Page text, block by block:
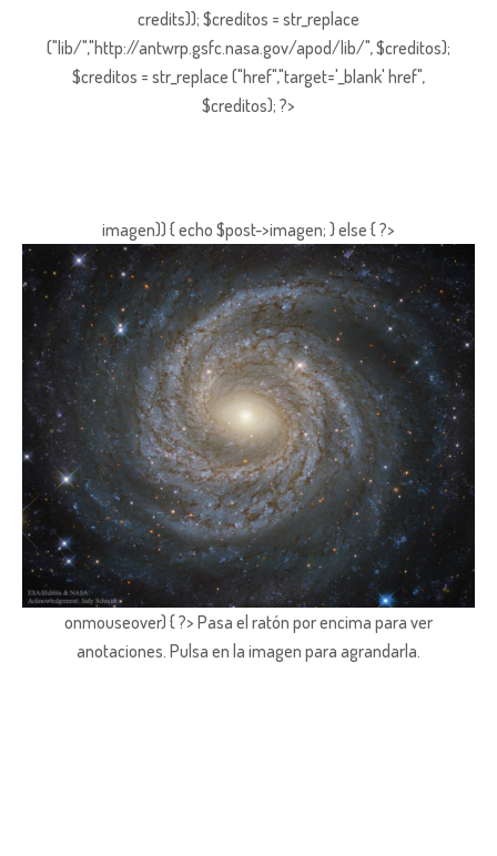
credits)); $creditos = str_replace
("lib/","http://antwrp.gsfc.nasa.gov/apod/lib/", $creditos);
$creditos = str_replace ("href","target='_blank' href",
$creditos); ?>
imagen)) { echo $post->imagen; } else { ?>
onmouseover) { ?> Pasa el ratón por encima para ver
anotaciones. Pulsa en la imagen para agrandarla.